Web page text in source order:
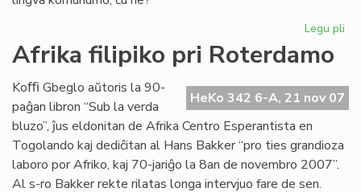
Legu pli
Afrika filipiko pri Roterdamo
HeKo 342 6-A, 21 nov 07
Koﬃ Gbeglo aŭtoris la 90-
paĝan libron “Sub la verda
bluzo”, ĵus eldonitan de Afrika Centro Esperantista en
Togolando kaj dediĉitan al Hans Bakker “pro ties grandioza
laboro por Afriko, kaj 70-jariĝo la 8an de novembro 2007”.
Al s-ro Bakker rekte rilatas longa intervjuo fare de sen.